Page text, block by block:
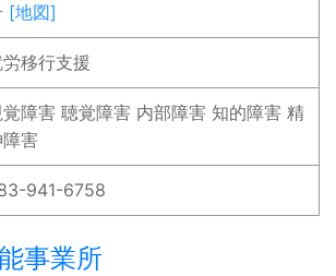
[地図]
移行支援
障害 聴覚障害 内部障害 知的障害 精
害
941-6758
事業所